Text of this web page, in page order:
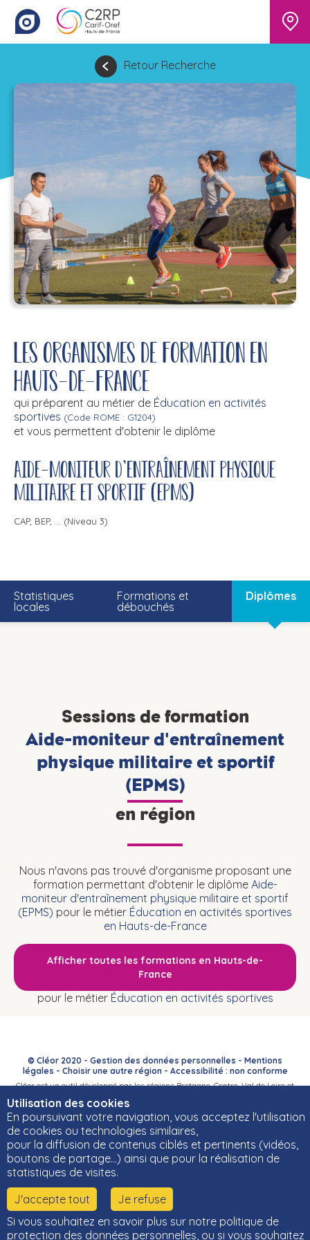
Utilisation des cookies
En poursuivant votre navigation, vous acceptez l'utilisation
de cookies ou technologies similaires,
pour la diffusion de contenus ciblés et pertinents (vidéos,
boutons de partage…) ainsi que pour la réalisation de
statistiques de visites.
J'accepte tout
Je refuse
Si vous souhaitez en savoir plus sur notre politique de
protection des données personnelles, ou si vous souhaitez
Retour Recherche
Les organismes de formation en
Hauts-de-France
qui préparent au métier de Éducation en activités
sportives (Code ROME : G1204)
et vous permettent d'obtenir le diplôme
Aide-moniteur d'entraînement physique
militaire et sportif (EPMS)
CAP, BEP, ... (Niveau 3)
Statistiques
locales
Formations et
débouchés
Diplômes
Sessions de formation
Aide-moniteur d'entraînement
physique militaire et sportif
(EPMS)
en région
Nous n'avons pas trouvé d'organisme proposant une
formation permettant d'obtenir le diplôme Aide-
moniteur d'entraînement physique militaire et sportif
(EPMS) pour le métier Éducation en activités sportives
en Hauts-de-France
Afficher toutes les formations en Hauts-de-
France
pour le métier Éducation en activités sportives
© Cléor 2020 - Gestion des données personnelles - Mentions
légales - Choisir une autre région- Accessibilité : non conforme
Cléor est un outil développé par les régions Bretagne, Centre-Val de Loire et